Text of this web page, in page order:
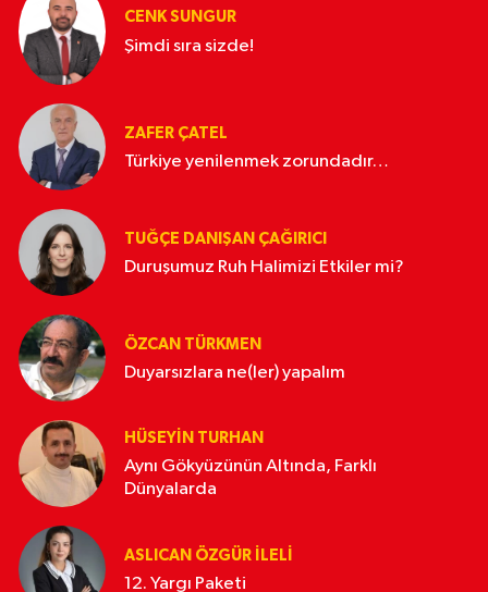
CENK SUNGUR
Şimdi sıra sizde!
ZAFER ÇATEL
Türkiye yenilenmek zorundadır…
TUĞÇE DANIŞAN ÇAĞIRICI
Duruşumuz Ruh Halimizi Etkiler mi?
ÖZCAN TÜRKMEN
Duyarsızlara ne(ler) yapalım
HÜSEYIN TURHAN
Aynı Gökyüzünün Altında, Farklı
Dünyalarda
ASLICAN ÖZGÜR İLELI
12. Yargı Paketi